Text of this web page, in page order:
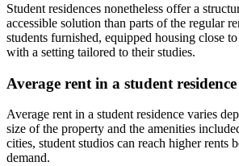
Student residences nonetheless offer a
accessible solution than parts of the regular
students furnished, equipped housing close
with a setting tailored to their studies.
Average rent in a student residence
Average rent in a student residence varies
size of the property and the amenities
cities, student studios can reach higher rents
demand.